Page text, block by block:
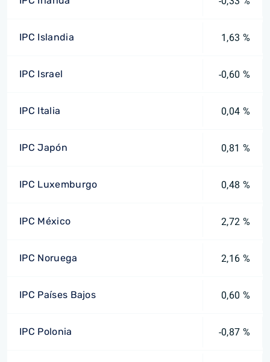
IPC Islandia 1,63 %
IPC Israel -0,60 %
IPC Italia 0,04 %
IPC Japón 0,81 %
IPC Luxemburgo 0,48 %
IPC México 2,72 %
IPC Noruega 2,16 %
IPC Países Bajos 0,60 %
IPC Polonia -0,87 %